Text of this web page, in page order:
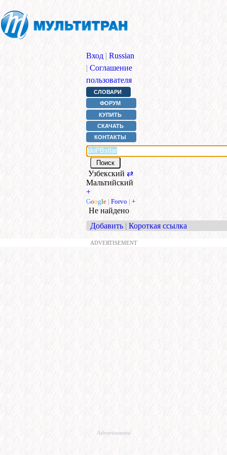
Вход | Russian
| Соглашение
пользователя
СЛОВАРИ
ФОРУМ
КУПИТЬ
СКАЧАТЬ
КОНТАКТЫ
Узбекский ⇄
Мальтийский
+
Google | Forvo | +
Не найдено
Добавить | Короткая ссылка
ADVERTISEMENT
Advertisement